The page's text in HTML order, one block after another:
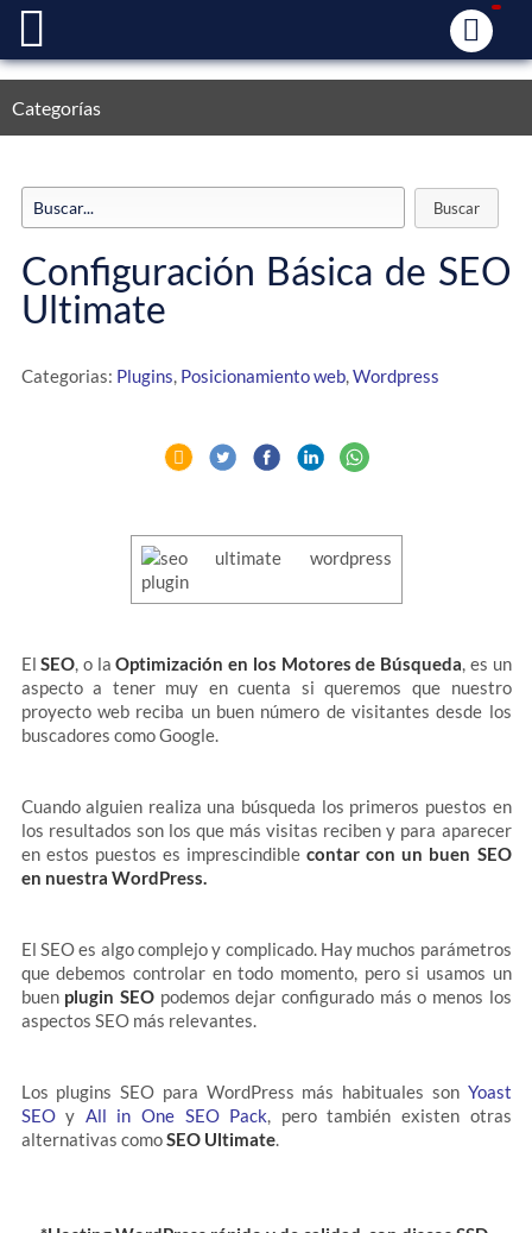
Categorías
Configuración Básica de SEO
Ultimate
Categorias: Plugins, Posicionamiento web,Wordpress
ElSEO, o laOptimización en los Motores de Búsqueda, es un
aspecto a tener muy en cuenta si queremos que nuestro
proyecto web reciba un buen número de visitantes desde los
buscadores como Google.
Cuando alguien realiza una búsqueda los primeros puestos en
los resultados son los que más visitas reciben y para aparecer
en estos puestos es imprescindiblecontar con un buen SEO
en nuestra WordPress.
El SEO es algo complejo y complicado. Hay muchos parámetros
que debemos controlar en todo momento, pero si usamos un
buen plugin SEOpodemos dejar configurado más o menos los
aspectos SEO más relevantes.
Los plugins SEO para WordPress más habituales son Yoast
SEOy All in One SEO Pack, pero también existen otras
alternativas comoSEO Ultimate.